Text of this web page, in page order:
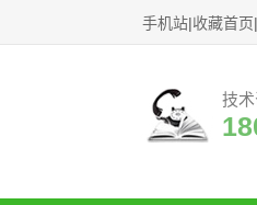
手机站|收藏首页|
技术